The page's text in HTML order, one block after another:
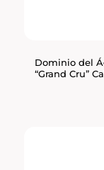
Dominio del
“Grand Cru”